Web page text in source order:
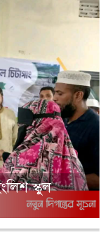
স্কুল